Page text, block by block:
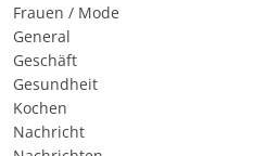
Frauen / Mode
General
Geschäft
Gesundheit
Kochen
Nachricht